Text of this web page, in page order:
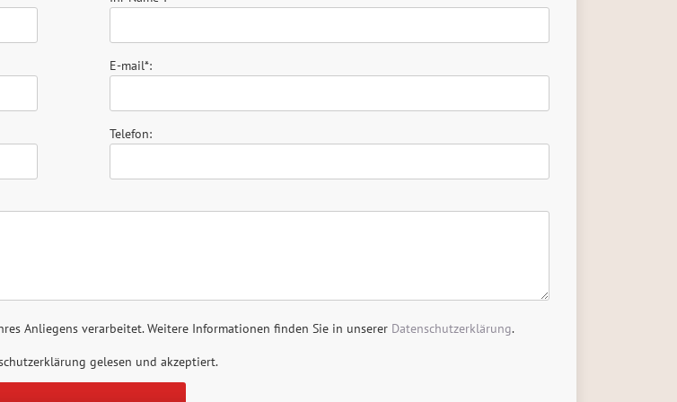
E-mail*:
Telefon:
Anliegens verarbeitet. Weitere Informationen finden Sie in unserer Datenschutzerklärung.
gelesen und akzeptiert.